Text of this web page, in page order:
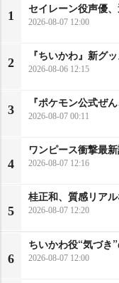
1
セイレーン役声優
2026-08-07 12:00
2
『ちいかわ』新グ
2026-08-06 12:15
3
『ポケモン公式ぜ
2026-08-07 00:11
4
ワンピース衝撃最
2026-08-07 12:16
5
桂正和、質感リア
2026-08-07 12:20
6
ちいかわ役“気づき
2026-08-07 12:00